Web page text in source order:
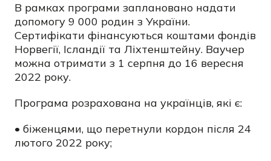
В рамках програми заплановано надати
допомогу 9 000 родин з України.
Сертифікати фінансуються коштами фондів
Норвегії, Ісландії та Ліхтенштейну. Ваучер
можна отримати з 1 серпня до 16 вересня
2022 року.
Програма розрахована на українців, які є:
• біженцями, що перетнули кордон після 24
лютого 2022 року;